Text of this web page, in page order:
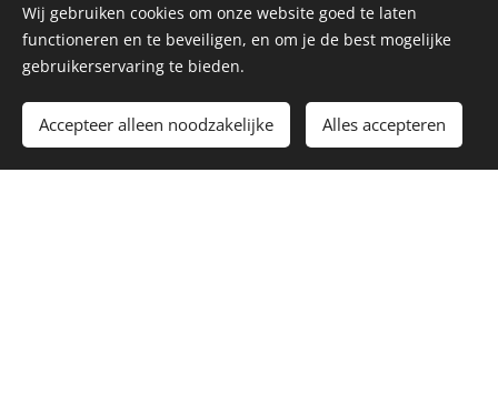
Imago verandering van de Young Professional
Een imago campagne gericht op young professionals.
Met als doel Den Haag bij deze groep op de kaart te
zetten als aantrekkelijke stad om te bezoeken, te
werken, wonen en/of studeren. Drie Young
Wij gebruiken cookies om onze website goed te laten
functioneren en te beveiligen, en om je de best mogelijke
gebruikerservaring te bieden.
Accepteer alleen noodzakelijke Alles accepteren